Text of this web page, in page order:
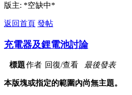
版主: *空缺中*
返回首頁 發帖
充電器及鋰電池討論
標題作者 回復/查看 最後發表
本版塊或指定的範圍內尚無主題。